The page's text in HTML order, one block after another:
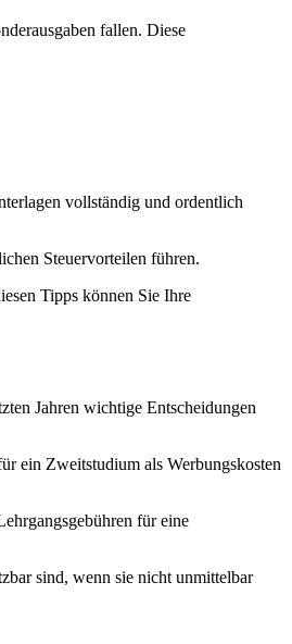
fallen. Diese
vollständig und ordentlich
Steuervorteilen führen.
Tipps können Sie Ihre
Jahren wichtige Entscheidungen
ein Zweitstudium als Werbungskosten
für eine
sind, wenn sie nicht unmittelbar